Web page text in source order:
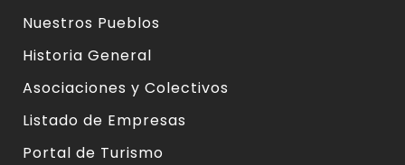
Nuestros Pueblos
Historia General
Asociaciones y Colectivos
Listado de Empresas
Portal de Turismo